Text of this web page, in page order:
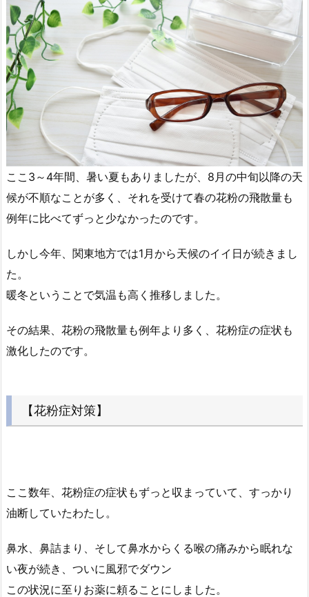
ここ3～4年間、暑い夏もありましたが、8月の中旬以降の天
候が不順なことが多く、それを受けて春の花粉の飛散量も
例年に比べてずっと少なかったのです。
しかし今年、関東地方では1月から天候のイイ日が続きまし
た。
暖冬ということで気温も高く推移しました。
その結果、花粉の飛散量も例年より多く、花粉症の症状も
激化したのです。
【花粉症対策】
ここ数年、花粉症の症状もずっと収まっていて、すっかり
油断していたわたし。
鼻水、鼻詰まり、そして鼻水からくる喉の痛みから眠れな
い夜が続き、ついに風邪でダウン
この状況に至りお薬に頼ることにしました。